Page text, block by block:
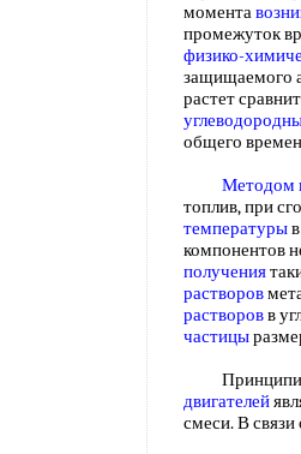
момента
промежуток
физико-
защищаемого
растет
общего
Методом
топлив, при
температуры
компонентов
получения
растворов
растворовв
частицы
двигателей
смеси. В связи